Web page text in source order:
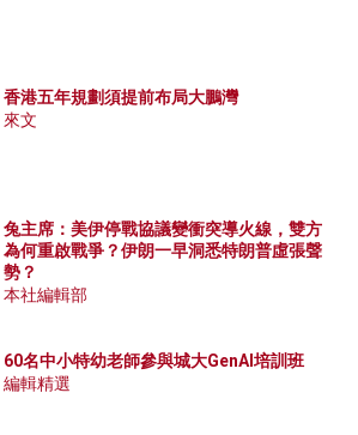
香港五年規劃須提前布局大鵬灣
來文
兔主席：美伊停戰協議變衝突導火線，雙方
為何重啟戰爭？伊朗一早洞悉特朗普虛張聲
勢？
本社編輯部
60名中小特幼老師參與城大GenAI培訓班
編輯精選